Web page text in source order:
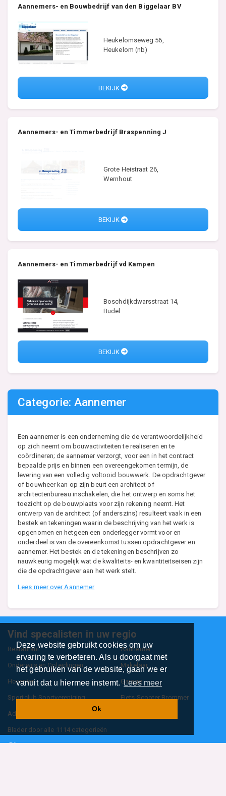
Deze website gebruikt cookies om uw
ervaring te verbeteren. Als u doorgaat met
het gebruiken van de website, gaan we er
vanuit dat u hiermee instemt.Lees meer
Ok
Aannemers- en Bouwbedrijf van den Biggelaar BV
Heukelomseweg 56,
Heukelom (nb)
BEKIJK
Aannemers- en Timmerbedrijf Braspenning J
Grote Heistraat 26,
Wernhout
BEKIJK
Aannemers- en Timmerbedrijf vd Kampen
Boschdijkdwarsstraat 14,
Budel
BEKIJK
Categorie: Aannemer
Een aannemer is een onderneming die de verantwoordelijkheid
op zich neemt om bouwactiviteiten te realiseren en te
coördineren; de aannemer verzorgt, voor een in het contract
bepaalde prijs en binnen een overeengekomen termijn, de
levering van een volledig voltooid bouwwerk. De opdrachtgever
of bouwheer kan op zijn beurt een architect of
architectenbureau inschakelen, die het ontwerp en soms het
toezicht op de bouwplaats voor zijn rekening neemt. Het
ontwerp van de architect (of anderszins) resulteert vaak in een
bestek en tekeningen waarin de beschrijving van het werk is
opgenomen en hetgeen een onderlegger vormt voor en
onderdeel is van de overeenkomst tussen opdrachtgever en
aannemer. Het bestek en de tekeningen beschrijven zo
nauwkeurig mogelijk wat de kwaliteits- en kwantiteitseisen zijn
die de opdrachtgever aan het werk stelt.
Lees meer over Aannemer
Vind specalisten in uw regio
Restaurant Aannemer
Onderwijs en Opleidingen Makelaar
Hovenier Garage
Sportclub Sportvereniging Fiets Scooter Brommer
Administratiekantoor
Blader door alle 1114 categorieën
Sitemap